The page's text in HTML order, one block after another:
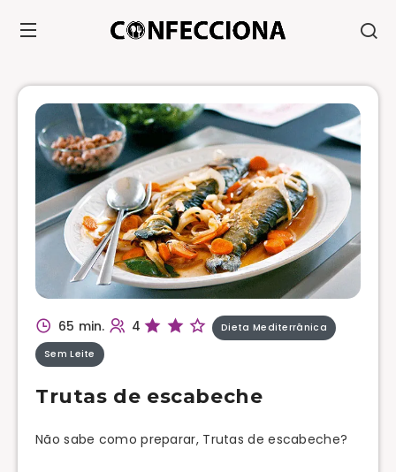
65 min. 4 Dieta Mediterrânica
Sem Leite
Trutas de escabeche
Não sabe como preparar, Trutas de escabeche?